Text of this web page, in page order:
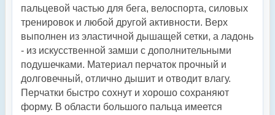
пальцевой частью для бега, велоспорта, силовых
тренировок и любой другой активности. Верх
выполнен из эластичной дышащей сетки, а ладонь
- из искусственной замши с дополнительными
подушечками. Материал перчаток прочный и
долговечный, отлично дышит и отводит влагу.
Перчатки быстро сохнут и хорошо сохраняют
форму. В области большого пальца имеется